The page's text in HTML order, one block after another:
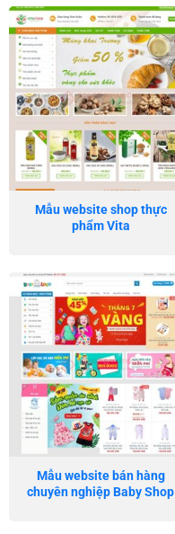
Mẫu website shop thực
phẩm Vita
Mẫu website bán hàng
chuyên nghiệp Baby Shop